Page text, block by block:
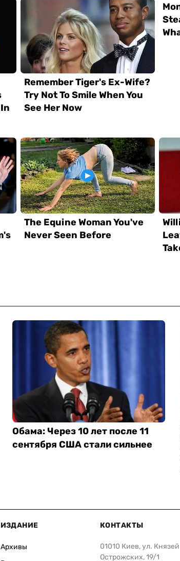
Обама: Через 10 лет после 11
сентября США стали сильнее
ИЗДАНИЕ
Архивы
КОНТАКТЫ
01010 Киев, ул. Князей
Острожских, 19/1